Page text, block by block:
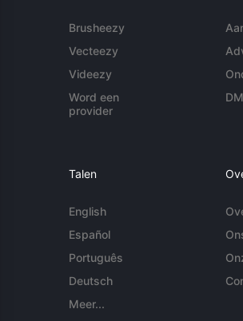
Brusheezy
Vecteezy
Videezy
Word een
provider
Talen
English
Español
Português
Deutsch
Meer...